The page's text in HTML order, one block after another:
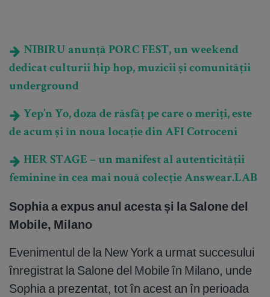
NIBIRU anunță PORC FEST, un weekend
dedicat culturii hip hop, muzicii și comunității
underground
Yep’n Yo, doza de răsfăț pe care o meriți, este
de acum și în noua locație din AFI Cotroceni
HER STAGE – un manifest al autenticității
feminine în cea mai nouă colecție Answear.LAB
Sophia a expus anul acesta și la Salone del
Mobile, Milano
Evenimentul de la New York a urmat succesului
înregistrat la Salone del Mobile în Milano, unde
Sophia a prezentat, tot în acest an în perioada